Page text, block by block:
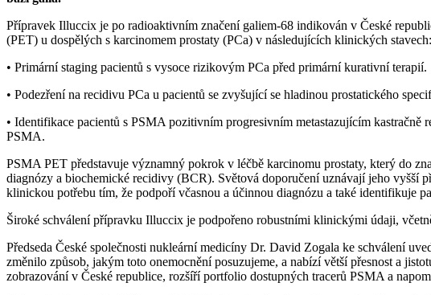
Přípravek Illuccix je po radioaktivním značení galiem-68 indikován v České
(PET) u dospělých s karcinomem prostaty (PCa) v následujících klinických stavech:
• Primární staging pacientů s vysoce rizikovým PCa před primární kurativní terapií.
• Podezření na recidivu PCa u pacientů se zvyšující se hladinou prostatického
• Identifikace pacientů s PSMA pozitivním progresivním metastazujícím kastračně
PSMA.
PSMA PET představuje významný pokrok v léčbě karcinomu prostaty, který do
diagnózy a biochemické recidivy (BCR). Světová doporučení uznávají jeho
klinickou potřebu tím, že podpoří včasnou a účinnou diagnózu a také identifikuje
Široké schválení přípravku Illuccix je podpořeno robustními klinickými údaji,
Předseda České společnosti nukleární medicíny Dr. David Zogala ke schválení
změnilo způsob, jakým toto onemocnění posuzujeme, a nabízí větší přesnost a
zobrazování v České republice, rozšíří portfolio dostupných tracerů PSMA a